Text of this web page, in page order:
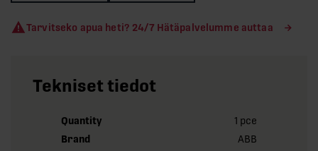
Tarvitseko apua heti? 24/7 Hätäpalvelumme auttaa
Tekniset tiedot
Quantity
1 pce
Brand
ABB